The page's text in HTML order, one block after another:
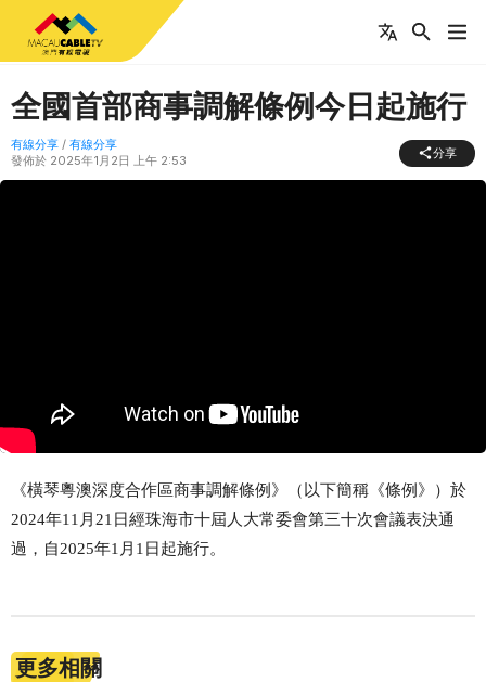
全國首部商事調解條例今日起施行
有線分享 / 有線分享
發佈於 2025年1月2日 上午 2:53
分享
《橫琴粵澳深度合作區商事調解條例》（以下簡稱《條例》）於
2024年11月21日經珠海市十屆人大常委會第三十次會議表決通
過，自2025年1月1日起施行。
更多相關